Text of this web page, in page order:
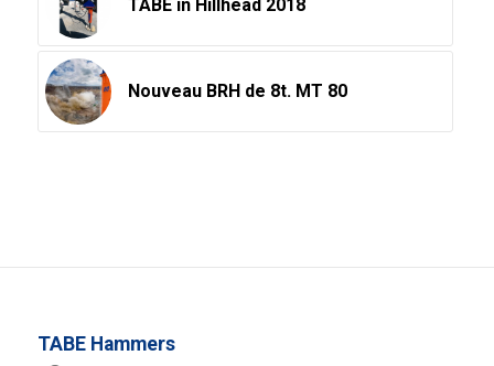
TABE in Hillhead 2018
Nouveau BRH de 8t. MT 80
TABE Hammers